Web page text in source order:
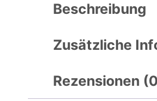
Beschreibung
Zusätzliche
Rezensionen